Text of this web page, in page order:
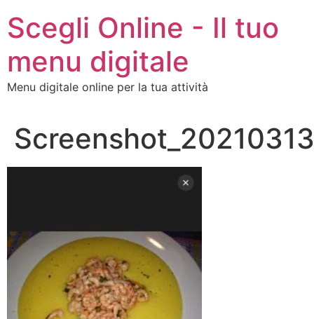
contenuto
Scegli Online - Il tuo
menu digitale
Menu digitale online per la tua attività